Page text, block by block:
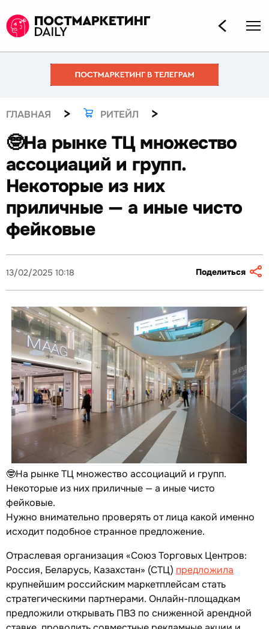
ГЛАВНАЯ > РИТЕЙЛ >
🤓На рынке ТЦ множество
ассоциаций и групп.
Некоторые из них
приличные — а иные чисто
фейковые
13/02/2025 10:18 Поделиться
🤓На рынке ТЦ множество ассоциаций и групп.
Некоторые из них приличные — а иные чисто
фейковые.
Нужно внимательно проверять от лица какой именно
исходит подобное странное предложение.
Отраслевая организация «Союз Торговых Центров:
Россия, Беларусь, Казахстан» (СТЦ) предложила
крупнейшим российским маркетплейсам стать
стратегическими партнерами. Онлайн-площадкам
предложили открывать ПВЗ по сниженной арендной